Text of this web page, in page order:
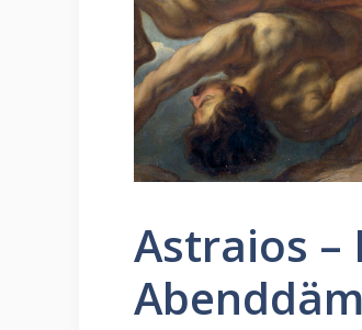
Astraios –